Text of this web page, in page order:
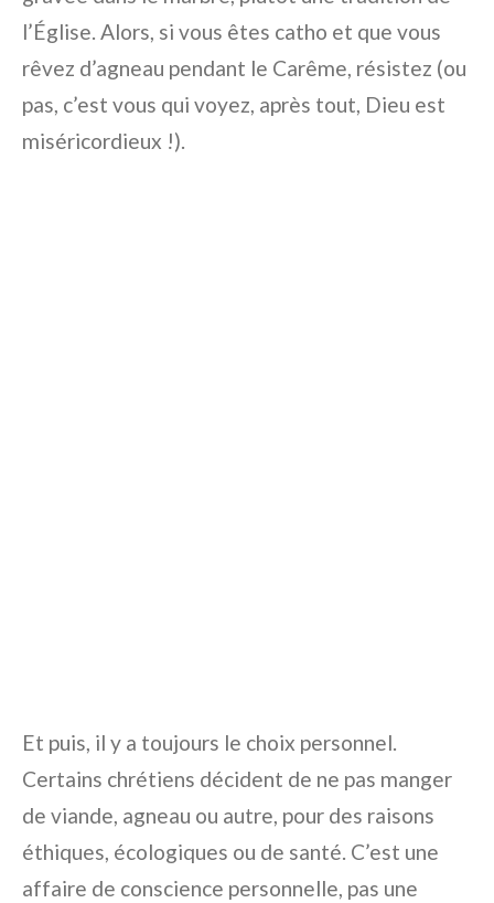
l’Église. Alors, si vous êtes catho et que vous
rêvez d’agneau pendant le Carême, résistez (ou
pas, c’est vous qui voyez, après tout, Dieu est
miséricordieux !).
Et puis, il y a toujours le choix personnel.
Certains chrétiens décident de ne pas manger
de viande, agneau ou autre, pour des raisons
éthiques, écologiques ou de santé. C’est une
affaire de conscience personnelle, pas une